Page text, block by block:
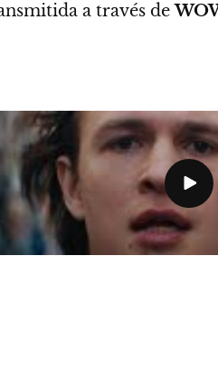
a través de